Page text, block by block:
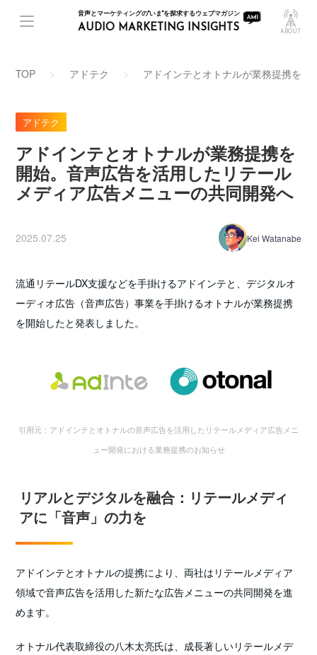
音声とマーケティングの"いま"を探求するウェブマガジン
AUDIO MARKETING INSIGHTS ABOUT
TOP アドテク アドインテとオトナルが業務提携を
アドテク
アドインテとオトナルが業務提携を
開始。音声広告を活用したリテール
メディア広告メニューの共同開発へ
2025.07.25 Kei Watanabe
流通リテールDX支援などを手掛けるアドインテと、デジタルオ
ーディオ広告（音声広告）事業を手掛けるオトナルが業務提携
を開始したと発表しました。
引用元：アドインテとオトナルの音声広告を活用したリテールメディア広告メニ
ュー開発における業務提携のお知らせ
リアルとデジタルを融合：リテールメディ
アに「音声」の力を
アドインテとオトナルの提携により、両社はリテールメディア
領域で音声広告を活用した新たな広告メニューの共同開発を進
めます。
オトナル代表取締役の八木太亮氏は、成長著しいリテールメデ